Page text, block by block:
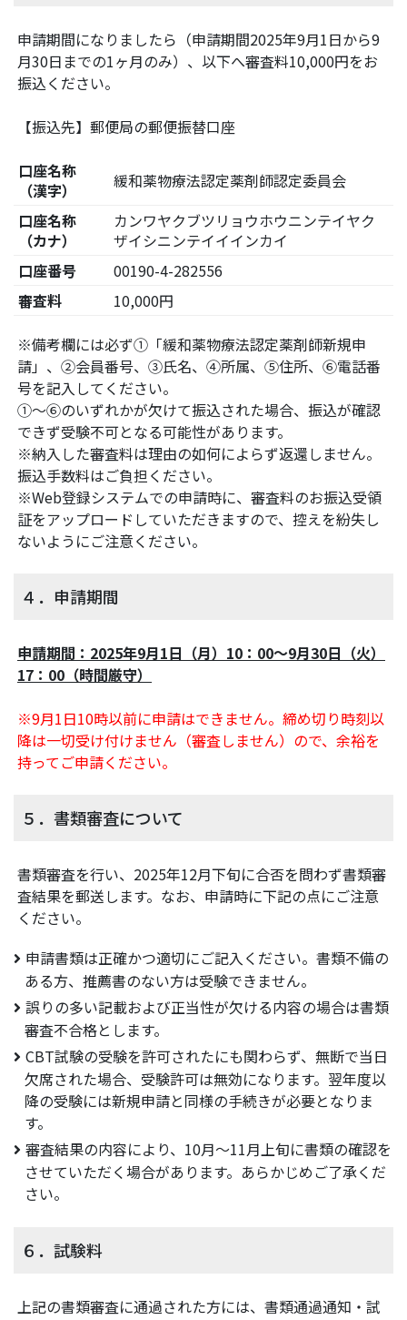
申請期間になりましたら（申請期間2025年9月1日から9
月30日までの1ヶ月のみ）、以下へ審査料10,000円をお
振込ください。
【振込先】郵便局の郵便振替口座
口座名称
（漢字）
緩和薬物療法認定薬剤師認定委員会
口座名称
（カナ）
カンワヤクブツリョウホウニンテイヤク
ザイシニンテイイインカイ
口座番号
00190-4-282556
審査料
10,000円
※備考欄には必ず①「緩和薬物療法認定薬剤師新規申
請」、②会員番号、③氏名、④所属、⑤住所、⑥電話番
号を記入してください。
①～⑥のいずれかが欠けて振込された場合、振込が確認
できず受験不可となる可能性があります。
※納入した審査料は理由の如何によらず返還しません。
振込手数料はご負担ください。
※Web登録システムでの申請時に、審査料のお振込受領
証をアップロードしていただきますので、控えを紛失し
ないようにご注意ください。
４．申請期間
申請期間：2025年9月1日（月）10：00～9月30日（火）
17：00（時間厳守）
※9月1日10時以前に申請はできません。締め切り時刻以
降は一切受け付けません（審査しません）ので、余裕を
持ってご申請ください。
５．書類審査について
書類審査を行い、2025年12月下旬に合否を問わず書類審
査結果を郵送します。なお、申請時に下記の点にご注意
ください。
申請書類は正確かつ適切にご記入ください。書類不備の
ある方、推薦書のない方は受験できません。
誤りの多い記載および正当性が欠ける内容の場合は書類
審査不合格とします。
CBT試験の受験を許可されたにも関わらず、無断で当日
欠席された場合、受験許可は無効になります。翌年度以
降の受験には新規申請と同様の手続きが必要となりま
す。
審査結果の内容により、10月～11月上旬に書類の確認を
させていただく場合があります。あらかじめご了承くだ
さい。
６．試験料
上記の書類審査に通過された方には、書類通過通知・試